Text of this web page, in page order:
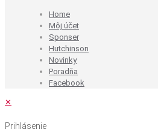
Home
Môj účet
Sponser
Hutchinson
Novinky
Poradňa
Facebook
✕
Prihlásenie